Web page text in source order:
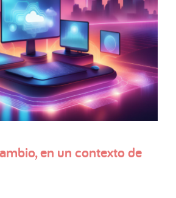
en un contexto de